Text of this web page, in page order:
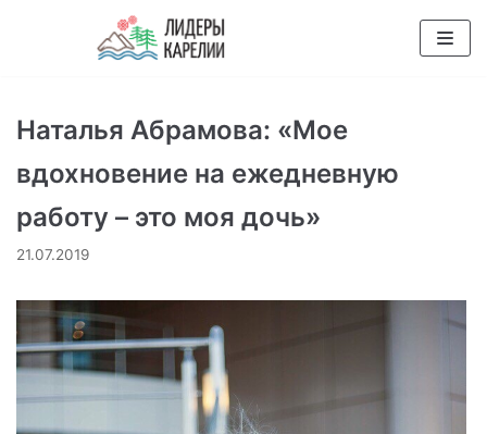
Наталья Абрамова: «Мое
вдохновение на ежедневную
работу – это моя дочь»
21.07.2019